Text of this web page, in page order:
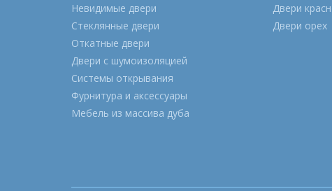
Невидимые двери
Стеклянные двери
Откатные двери
Двери с шумоизоляцией
Системы открывания
Фурнитура и аксессуары
Мебель из массива дуба
Двери
Двери орех